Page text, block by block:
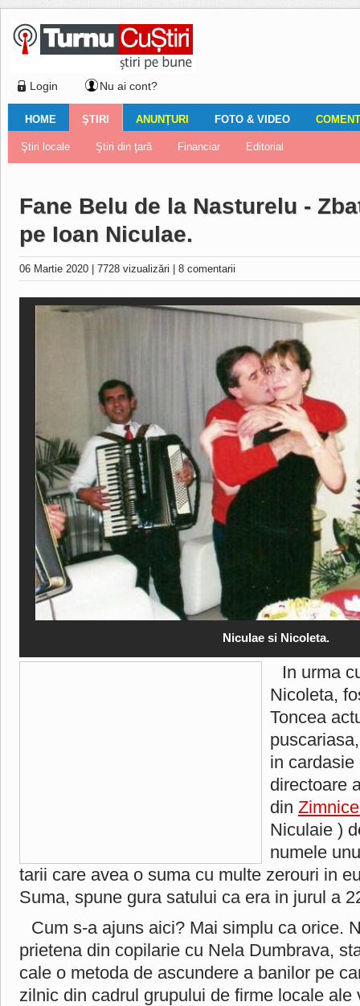
Login Nu ai cont?
HOME
Ştiri locale Turnaţi aici! Nemulţumirile localnicilor
ŞTIRI
Ştiri locale Ştiri din ţară Financiar Editorial
ANUNŢURI
Imobiliare Auto Închirieri Vânzări Locuri de muncă
FOTO & VIDEO
Galerii Foto Galerii video
Comentariul zilei
Fane Belu de la Nasturelu -
pe Ioan Niculae.
06 Martie 2020 7728 vizualizări 8 comentarii
Niculae si Nicoleta.
In urma
Nicoleta,
Toncea
in
directoare
din
Niculaie )
numele
tarii care avea o suma cu multe zerouri in
Suma, spune gura satului ca era in jurul a
Cum s-a ajuns aici? Mai simplu ca orice.
prietena din copilarie cu Nela Dumbrava,
cale o metoda de ascundere a banilor pe
zilnic din cadrul grupului de firme locale ale